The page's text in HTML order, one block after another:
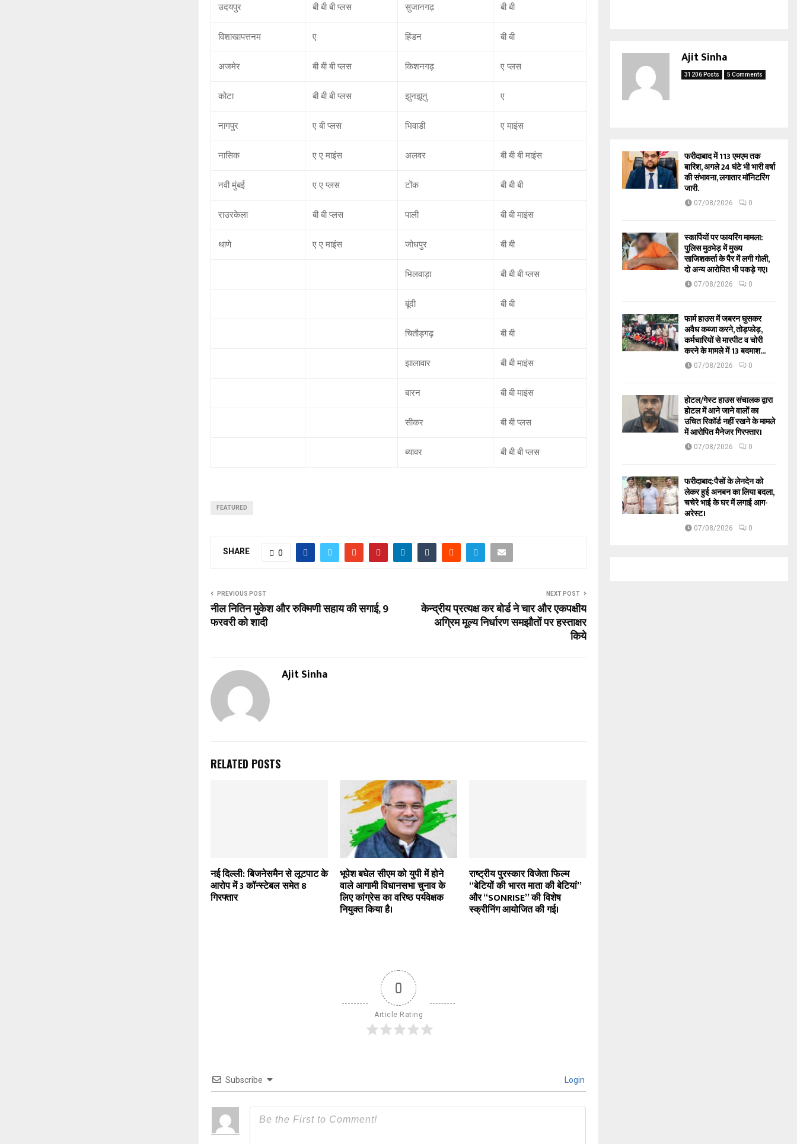
उदयपुर बी बी बी प्लस सुजानगढ़ बी बी
विशाखापत्तनम ए हिंडन बी बी
अजमेर बी बी बी प्लस किशनगढ़ ए प्लस
कोटा बी बी बी प्लस झुनझूनु ए
नागपुर ए बी प्लस भिवाडी ए माइंस
नासिक ए ए माइंस अलवर बी बी बी माइंस
नवी मुंबई ए ए प्लस टोंक बी बी बी
राउरकेला बी बी प्लस पाली बी बी माइंस
थाणे ए ए माइंस जोधपुर बी बी
भिलवाड़ा बी बी बी प्लस
बूंदी बी बी
चितौड़गढ़ बी बी
झालावार बी बी माइंस
बारन बी बी माइंस
सीकर बी बी प्लस
ब्यावर बी बी बी प्लस
FEATURED
SHARE 0
PREVIOUS POST
नील नितिन मुकेश और रुक्मिणी सहाय की सगाई, 9
फरवरी को शादी
NEXT POST
केन्‍द्रीय प्रत्‍यक्ष कर बोर्ड ने चार और एकपक्षीय
अग्रिम मूल्‍य निर्धारण समझौतों पर हस्‍ताक्षर
कि‍ये
Ajit Sinha
RELATED POSTS
नई दिल्ली: बिजनेसमैन से लूटपाट के
आरोप में 3 कॉन्स्टेबल समेत 8
गिरफ्तार
भूपेश बघेल सीएम को युपी में होने
वाले आगामी विधानसभा चुनाव के
लिए कांग्रेस का वरिष्ठ पर्यवेक्षक
नियुक्त किया है।
राष्ट्रीय पुरस्कार विजेता फिल्म
“बेटियों की भारत माता की बेटियां”
और “SONRISE” की विशेष
स्क्रीनिंग आयोजित की गई।
0
Article Rating
Subscribe Login
Ajit Sinha
31206 Posts 5 Comments
फरीदाबाद में 113 एमएम तक
बारिश, अगले 24 घंटे भी भारी वर्षा
की संभावना, लगातार मॉनिटरिंग
जारी.
07/08/2026 0
स्कार्पियों पर फायरिंग मामला:
पुलिस मुठभेड़ में मुख्य
साजिशकर्ता के पैर में लगी गोली,
दो अन्य आरोपित भी पकड़े गए।
07/08/2026 0
फार्म हाउस में जबरन घुसकर
अवैध कब्जा करने, तोड़फोड़,
कर्मचारियों से मारपीट व चोरी
करने के मामले में 13 बदमाश...
07/08/2026 0
होटल/गेस्ट हाउस संचालक द्वारा
होटल में आने जाने वालों का
उचित रिकॉर्ड नहीं रखने के मामले
में आरोपित मैनेजर गिरफ्तार।
07/08/2026 0
फरीदाबाद:पैसों के लेनदेन को
लेकर हुई अनबन का लिया बदला,
चचेरे भाई के घर में लगाई आग-
अरेस्ट।
07/08/2026 0